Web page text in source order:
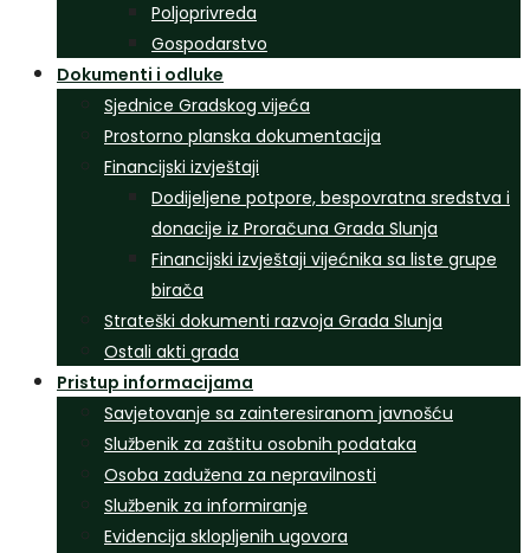
Poljoprivreda
Gospodarstvo
Dokumenti i odluke
Sjednice Gradskog vijeća
Prostorno planska dokumentacija
Financijski izvještaji
Dodijeljene potpore, bespovratna sredstva i
donacije iz Proračuna Grada Slunja
Financijski izvještaji vijećnika sa liste grupe
birača
Strateški dokumenti razvoja Grada Slunja
Ostali akti grada
Pristup informacijama
Savjetovanje sa zainteresiranom javnošću
Službenik za zaštitu osobnih podataka
Osoba zadužena za nepravilnosti
Službenik za informiranje
Evidencija sklopljenih ugovora